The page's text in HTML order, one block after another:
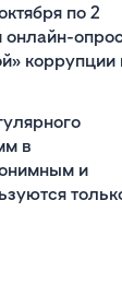
по 2
онлайн-
коррупции
в
и